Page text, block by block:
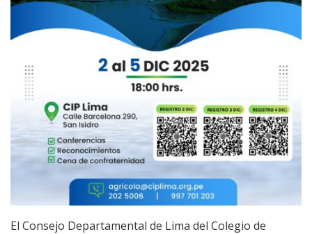
El Consejo Departamental de Lima del Colegio de